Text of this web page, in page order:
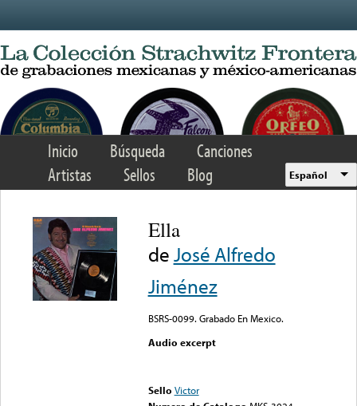
Inicio Búsqueda
Canciones
Artistas
Sellos Blog Español
Ella
deJosé Alfredo
Jiménez
BSRS-0099. Grabado En Mexico.
Audio excerpt
Sello Victor